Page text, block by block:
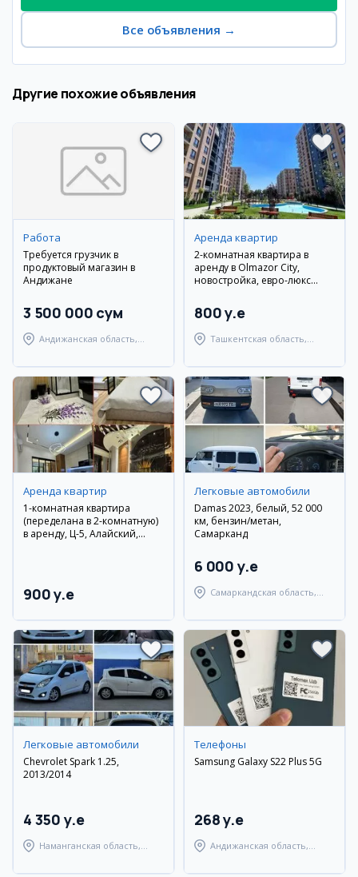
Все объявления →
Другие похожие объявления
Работа
Требуется грузчик в
продуктовый магазин в
Андижане
3 500 000 сум
Андижанская область,
Аренда квартир
2-комнатная квартира в
аренду в Olmazor City,
новостройка, евро-люкс
800 y.e
Ташкентская область,
Аренда квартир
1-комнатная квартира
(переделана в 2-комнатную)
в аренду, Ц-5, Алайский,
900 y.e
Легковые автомобили
Damas 2023, белый, 52 000
км, бензин/метан,
Самарканд
6 000 y.e
Самаркандская область,
Легковые автомобили
Chevrolet Spark 1.25,
2013/2014
4 350 y.e
Наманганская область,
Телефоны
Samsung Galaxy S22 Plus 5G
268 y.e
Андижанская область,